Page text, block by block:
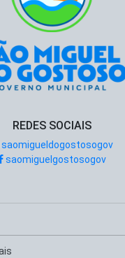
REDES SOCIAIS
saomiguelgostosogov